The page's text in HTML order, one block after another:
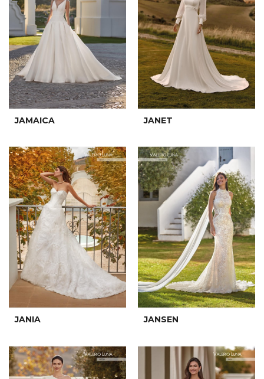
JAMAICA JANET
JANIA JANSEN